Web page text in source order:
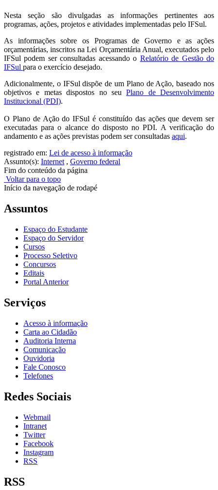
Nesta seção são divulgadas as informações pertinentes aos
programas, ações, projetos e atividades implementadas pelo IFSul.
As informações sobre os Programas de Governo e as ações
orçamentárias, inscritos na Lei Orçamentária Anual, executados pelo
IFSul podem ser consultadas acessando o Relatório de Gestão do
IFSul para o exercício desejado.
Adicionalmente, o IFSul dispõe de um Plano de Ação, baseado nos
objetivos e metas dispostos no seuPlano de Desenvolvimento
Institucional (PDI).
O Plano de Ação do IFSul é constituído das ações que devem ser
executadas para o alcance do disposto no PDI. A verificação do
andamento e as ações previstas podem ser consultadas aqui.
registrado em: Lei de acesso à informação
Assunto(s): Internet , Governo federal
Fim do conteúdo da página
Voltar para o topo
Início da navegação de rodapé
Assuntos
Espaço do Estudante
Espaço do Servidor
Cursos
Processo Seletivo
Concursos
Editais
Portal Anterior
Serviços
Acesso à informação
Carta ao Cidadão
Auditoria Interna
Comunicação
Ouvidoria
Fale Conosco
Telefones
Redes Sociais
Webmail
Intranet
Twitter
Facebook
Instagram
RSS
RSS